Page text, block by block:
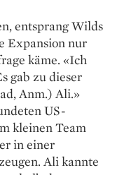
entsprang Wilds
Expansion nur
käme. «Ich
gab zu dieser
Anm.) Ali.»
US-
kleinen Team
in einer
Ali kannte